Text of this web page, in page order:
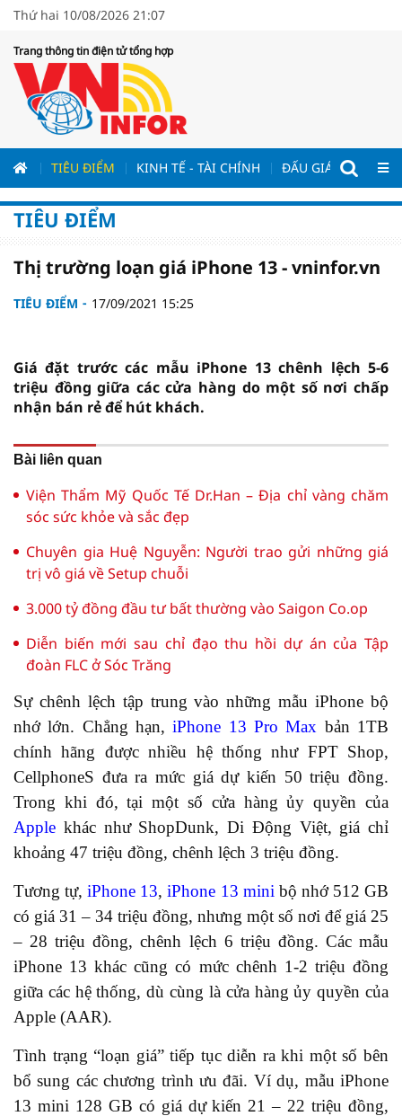
Thứ hai 10/08/2026 21:07
Trang thông tin điện tử tổng hợp
TIÊU ĐIỂM KINH TẾ - TÀI CHÍNH ĐẤU GIÁ - ĐẤU
TIÊU ĐIỂM
Thị trường loạn giá iPhone 13 - vninfor.vn
TIÊU ĐIỂM 17/09/2021 15:25
Giá đặt trước các mẫu iPhone 13 chênh lệch 5-6
triệu đồng giữa các cửa hàng do một số nơi chấp
nhận bán rẻ để hút khách.
Bài liên quan
Viện Thẩm Mỹ Quốc Tế Dr.Han – Địa chỉ vàng chăm
sóc sức khỏe và sắc đẹp
Chuyên gia Huệ Nguyễn: Người trao gửi những giá
trị vô giá về Setup chuỗi
3.000 tỷ đồng đầu tư bất thường vào Saigon Co.op
Diễn biến mới sau chỉ đạo thu hồi dự án của Tập
đoàn FLC ở Sóc Trăng
Sự chênh lệch tập trung vào những mẫu iPhone bộ
nhớ lớn. Chẳng hạn,iPhone 13 Pro Max bản 1TB
chính hãng được nhiều hệ thống như FPT Shop,
CellphoneS đưa ra mức giá dự kiến 50 triệu đồng.
Trong khi đó, tại một số cửa hàng ủy quyền của
Apple khác như ShopDunk, Di Động Việt, giá chỉ
khoảng 47 triệu đồng, chênh lệch 3 triệu đồng.
Tương tự,iPhone 13,iPhone 13 mini bộ nhớ 512 GB
có giá 31 – 34 triệu đồng, nhưng một số nơi để giá 25
– 28 triệu đồng, chênh lệch 6 triệu đồng. Các mẫu
iPhone 13 khác cũng có mức chênh 1-2 triệu đồng
giữa các hệ thống, dù cùng là cửa hàng ủy quyền của
Apple (AAR).
Tình trạng “loạn giá” tiếp tục diễn ra khi một số bên
bổ sung các chương trình ưu đãi. Ví dụ, mẫu iPhone
13 mini 128 GB có giá dự kiến 21 – 22 triệu đồng,